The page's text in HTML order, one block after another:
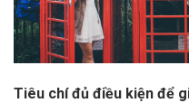
Tiêu chí đủ điều kiện để